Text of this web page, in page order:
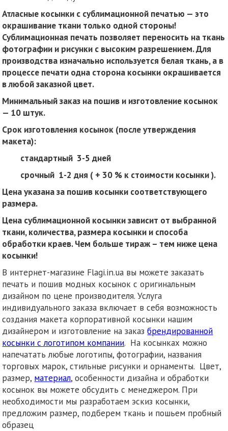
Атласные косынки с сублимационной печатью — это
окрашивание ткани только одной стороны!
Сублимационная печать позволяет переносить на ткань
фотографии и рисунки с высоким разрешением. Для
производства изначально используется белая ткань, а в
процессе печати одна сторона косынки окрашивается
в любой заказной цвет.
Минимальный заказ на пошив и изготовление косынок
— 10 штук.
Срок изготовления косынок (после утверждения
макета):
стандартный 3-5 дней
срочный 1-2 дня ( + 30 % к стоимости косынки ).
Цена указана за пошив косынки соответствующего
размера.
Цена сублимационной косынки зависит от выбранной
ткани, количества, размера косынки и способа
обработки краев. Чем больше тираж – тем ниже цена
косынки!
В интернет-магазине Flagi.in.ua вы можете заказать
печать и пошив модных косынок с оригинальным
дизайном по цене производителя. Услуга
индивидуального заказа включает в себя возможность
создания макета корпоративной косынки нашим
дизайнером и изготовление на заказбрендированной
косынки с логотипом компании. На косынках можно
напечатать любые логотипы, фотографии, названия
торговых марок, стильные рисунки и орнаменты. Цвет,
размер, материал, особенности дизайна и обработки
косынок вы можете обсудить с менеджером. При
необходимости мы разработаем эскиз косынки,
предложим размер, подберем ткань и пошьем пробный
образец